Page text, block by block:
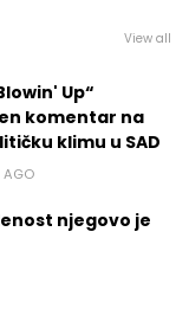
View all
Up“
komentar na
klimu u SAD
AGO
njegovo je